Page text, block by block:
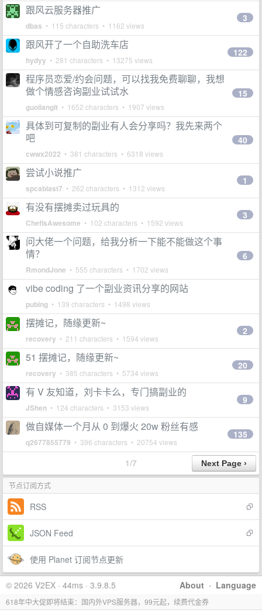
跟风云服务器推广
dbas • 115 characters • 1162 views
3
跟风开了一个自助洗车店
hydyy • 281 characters • 13275 views
122
程序员恋爱/约会问题，可以找我免费聊聊，我想
做个情感咨询副业试试水
guolianglt • 1652 characters • 1907 views
15
具体到可复制的副业有人会分享吗？我先来两个
吧
cwwx2022 • 381 characters • 6318 views
40
尝试小说推广
spcablast7 • 262 characters • 1312 views
1
有没有摆摊卖过玩具的
ChefIsAwesome • 102 characters • 1592 views
3
问大佬一个问题，给我分析一下能不能做这个事
情？
RmondJone • 555 characters • 1702 views
6
vibe coding 了一个副业资讯分享的网站
pubing • 139 characters • 1498 views
摆摊记，随缘更新~
recovery • 211 characters • 1594 views
2
51 摆摊记，随缘更新~
recovery • 385 characters • 5734 views
20
有 V 友知道，刘卡卡么，专门搞副业的
JShen • 124 characters • 3153 views
9
做自媒体一个月从 0 到爆火 20w 粉丝有感
q2677855779 • 396 characters • 20754 views
135
1/7
节点订阅方式
RSS
JSON Feed
使用 Planet 订阅节点更新
About · Language
© 2026 V2EX · 44ms · 3.9.8.5
618年中大促即将结束：国内外VPS服务器，99元起，续费代金券